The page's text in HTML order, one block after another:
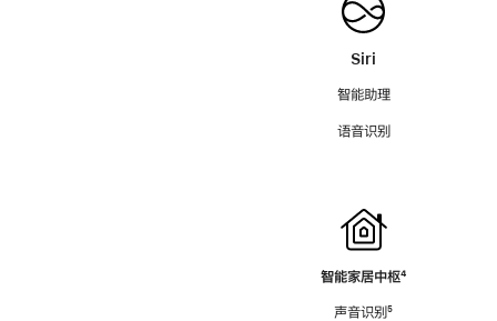
Siri
智能助理
语音识别
智能家居中枢脚
⁴
声音识别脚
⁵